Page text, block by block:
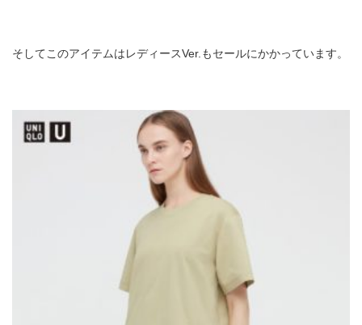
そしてこのアイテムはレディースVer.もセールにかかっています。